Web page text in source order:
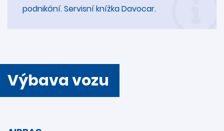
podnikání. Servisní knížka Davocar.
Výbava vozu